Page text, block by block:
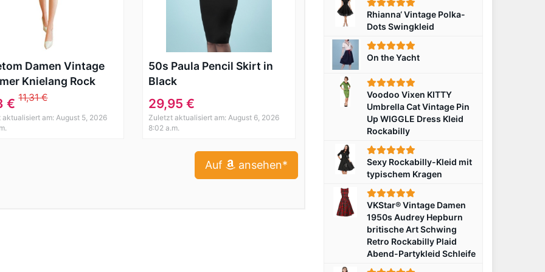
Damen Vintage
Knielang Rock
A Line
Rock Elegant Sexy
€11,31 €
aktualisiert am: August 5, 2026
50s Paula Pencil Skirt in
Black
29,95 €
Zuletzt aktualisiert am: August 6, 2026
8:02 a.m.
Auf ansehen*
Rhianna‘ Vintage Polka-
Dots Swingkleid
On the Yacht
Voodoo Vixen KITTY
Umbrella Cat Vintage Pin
Up WIGGLE Dress Kleid
Rockabilly
Sexy Rockabilly-Kleid mit
typischem Kragen
VKStar® Vintage Damen
1950s Audrey Hepburn
britische Art Schwing
Retro Rockabilly Plaid
Abend-Partykleid Schleife